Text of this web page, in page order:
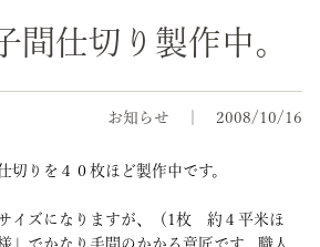
間仕切り製作中。
お知らせ 2008/10/16
切りを４０枚ほど製作中です。
イズになりますが、（1枚 約４平米ほ
」でかなり手間のかかる意匠です。職人